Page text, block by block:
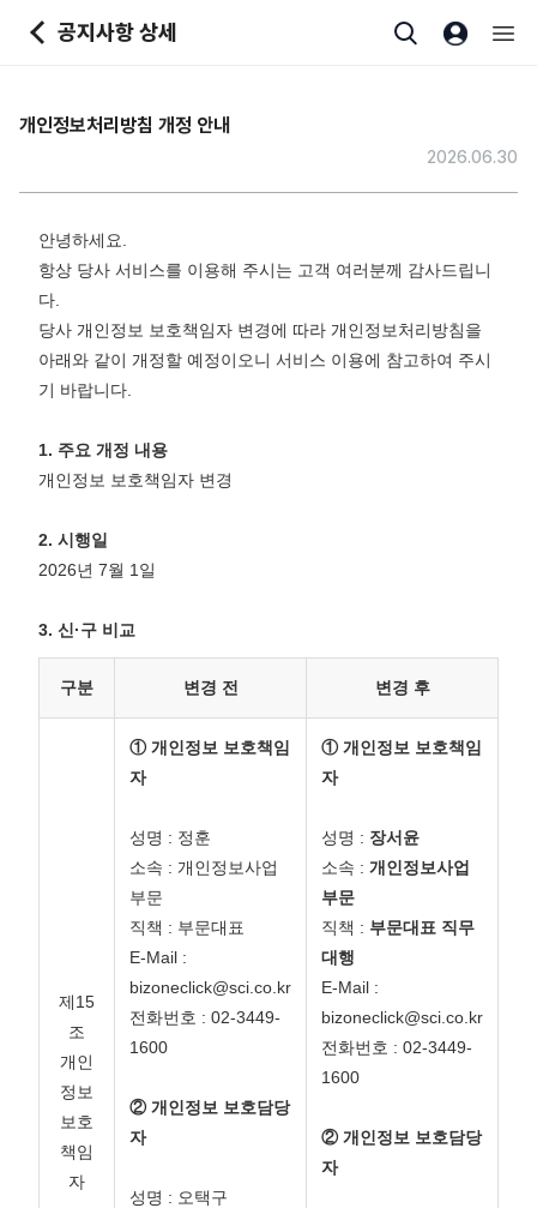
공지사항 상세
개인정보처리방침 개정 안내
2026.06.30
안녕하세요.
항상 당사 서비스를 이용해 주시는 고객 여러분께 감사드립니
다.
당사 개인정보 보호책임자 변경에 따라 개인정보처리방침을
아래와 같이 개정할 예정이오니 서비스 이용에 참고하여 주시
기 바랍니다.
1. 주요 개정 내용
개인정보 보호책임자 변경
2. 시행일
2026년 7월 1일
3. 신·구 비교
구분 변경 전 변경 후
제15
조
개인
정보
보호
책임
자
① 개인정보 보호책임
자
성명 : 정훈
소속 : 개인정보사업
부문
직책 : 부문대표
E-Mail :
bizoneclick@sci.co.kr
전화번호 : 02-3449-
1600
② 개인정보 보호담당
자
성명 : 오택구
① 개인정보 보호책임
자
성명 : 장서윤
소속 : 개인정보사업
부문
직책 : 부문대표 직무
대행
E-Mail :
bizoneclick@sci.co.kr
전화번호 : 02-3449-
1600
② 개인정보 보호담당
자